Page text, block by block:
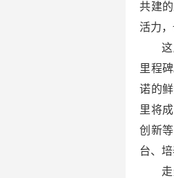
共建
活力
里程
诺的
里将
创新
台、